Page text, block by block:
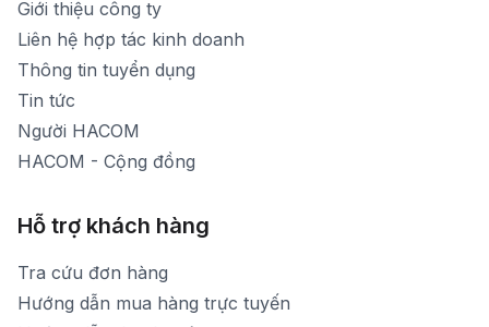
1900 1903 (máy lẻ 160)
[email protected]
Thời gian mở cửa: Từ 8h30-20h hàng ngày
Giới thiệu công ty
Liên hệ hợp tác kinh doanh
Thông tin tuyển dụng
Tin tức
Người HACOM
HACOM - Cộng đồng
Hỗ trợ khách hàng
Tra cứu đơn hàng
Hướng dẫn mua hàng trực tuyến